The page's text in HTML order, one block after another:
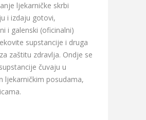
ljekarničke skrbi
i izdaju gotovi,
i galenski (oficinalni)
supstancije i druga
zaštitu zdravlja. Ondje se
čuvaju u
ljekarničkim posudama,